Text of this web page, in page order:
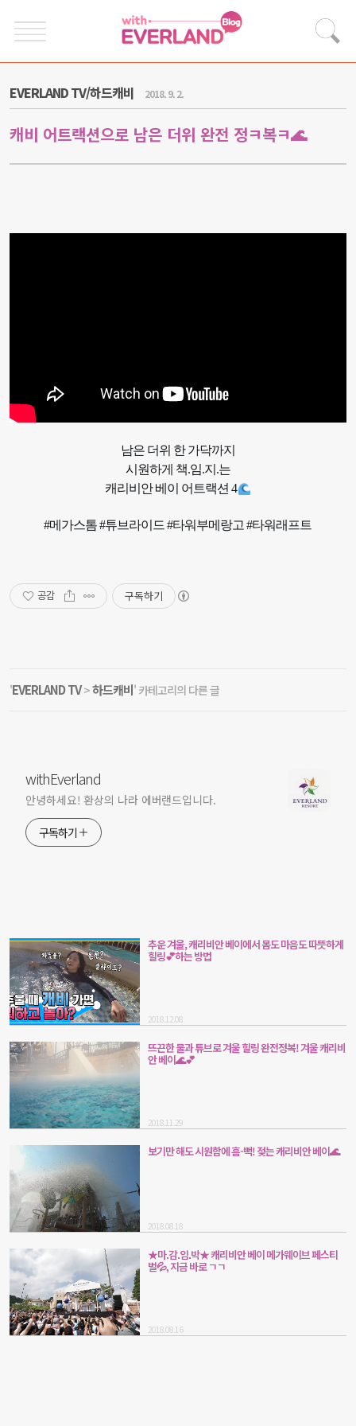
EVERLAND TV/하드캐비 2018. 9. 2.
캐비 어트랙션으로 남은 더위 완전 정ㅋ복ㅋ🌊
남은 더위 한 가닥까지
시원하게 책.임.지.는
캐리비안 베이 어트랙션 4
#메가스톰 #튜브라이드 #타워부메랑고 #타워래프트
공감 구독하기
'EVERLAND TV>하드캐비' 카테고리의 다른 글
withEverland
안녕하세요! 환상의 나라 에버랜드입니다.
구독하기
추운 겨울, 캐리비안 베이에서 몸도 마음도 따뜻하게
힐링💕하는 방법
2018.12.08
뜨끈한 물과 튜브로 겨울 힐링 완전정복! 겨울 캐리비
안 베이🌊💕
2018.11.29
보기만 해도 시원함에 흠-뻑! 젖는 캐리비안 베이🌊
2018.08.18
★마.감.임.박★ 캐리비안 베이 메가웨이브 페스티
벌💦, 지금 바로 ㄱㄱ
2018.08.16